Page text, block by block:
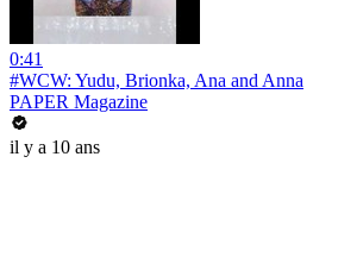
0:41
#WCW: Yudu, Brionka, Ana and Anna
PAPER Magazine
il y a 10 ans